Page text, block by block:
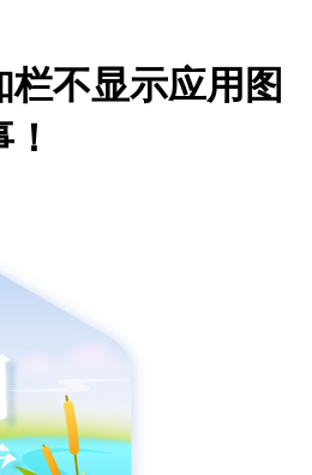
不显示应用图